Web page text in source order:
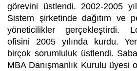
görevini üstlendi. 2002-2005
Sistem şirketinde dağıtım ve
yöneticilikler gerçekleştirdi.
ofisini 2005 yılında kurdu.
birçok sorumluluk üstlendi.
MBA Danışmanlık Kurulu üyesi